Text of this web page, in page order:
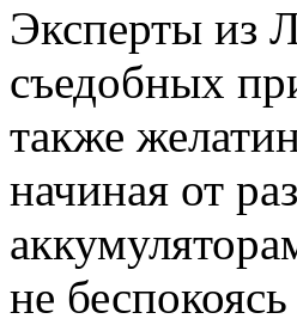
Эксперты из
съедобных
также
начиная от
не